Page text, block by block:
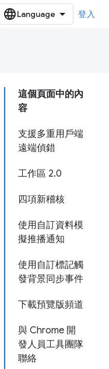
登入
這個頁面中的內
容
支援多重用戶端
遠端偵錯
工作區 2.0
四項新稽核
使用自訂資料模
擬推播通知
使用自訂標記觸
發背景同步事件
下載預覽版頻道
與 Chrome 開
發人員工具團隊
聯絡